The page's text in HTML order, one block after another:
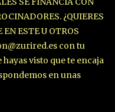
¿QUIERES
ESTE U OTROS
con tu
visto que te encaja
en unas